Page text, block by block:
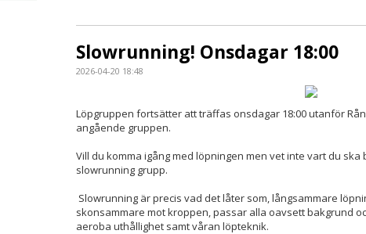
Slowrunning! Onsdagar 18:00
2026-04-20 18:48
Löpgruppen fortsätter att träffas onsdagar 18:00 utanför
angående gruppen.
Vill du komma igång med löpningen men vet inte vart du ska
slowrunning grupp.
Slowrunning är precis vad det låter som, långsammare
skonsammare mot kroppen, passar alla oavsett bakgrund
aeroba uthållighet samt våran löpteknik.